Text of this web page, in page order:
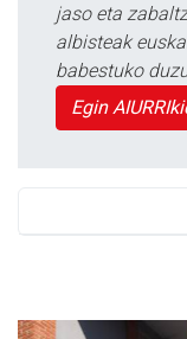
jaso eta
albisteak
babestuko
Egin